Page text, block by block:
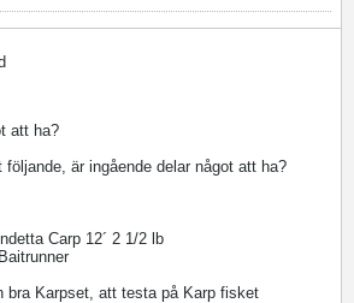
att ha?
följande, är ingående delar något att ha?
Carp 12´ 2 1/2 lb
bra Karpset, att testa på Karp fisket